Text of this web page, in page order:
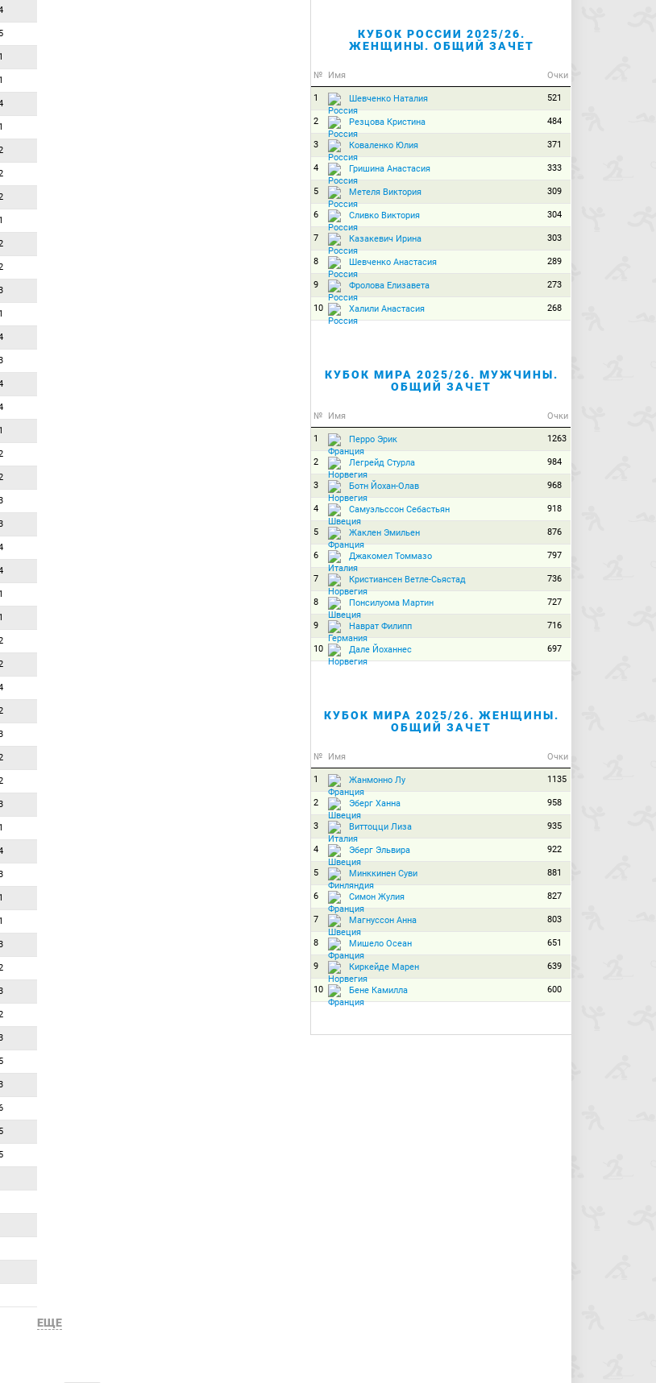
5
1
1
1
1
1
1
1
1
1
1
1
5
5
5
ЕЩЕ
КУБОК РОССИИ 2025/26.
ЖЕНЩИНЫ. ОБЩИЙ ЗАЧЕТ
№ Имя Очки
1 Шевченко Наталия 521
2 Резцова Кристина 484
3 Коваленко Юлия 371
4 Гришина Анастасия 333
5 Метеля Виктория 309
6 Сливко Виктория 304
7 Казакевич Ирина 303
8 Шевченко Анастасия 289
9 Фролова Елизавета 273
10 Халили Анастасия 268
КУБОК МИРА 2025/26. МУЖЧИНЫ.
ОБЩИЙ ЗАЧЕТ
№ Имя Очки
1 Перро Эрик 1263
2 Легрейд Стурла 984
3 Ботн Йохан-Олав 968
4 Самуэльссон Себастьян 918
5 Жаклен Эмильен 876
6 Джакомел Томмазо 797
7 Кристиансен Ветле-Сьястад 736
8 Понсилуома Мартин 727
9 Наврат Филипп 716
10 Дале Йоханнес 697
КУБОК МИРА 2025/26. ЖЕНЩИНЫ.
ОБЩИЙ ЗАЧЕТ
№ Имя Очки
1 Жанмонно Лу 1135
2 Эберг Ханна 958
3 Виттоцци Лиза 935
4 Эберг Эльвира 922
5 Минккинен Суви 881
6 Симон Жулия 827
7 Магнуссон Анна 803
8 Мишело Осеан 651
9 Киркейде Марен 639
10 Бене Камилла 600